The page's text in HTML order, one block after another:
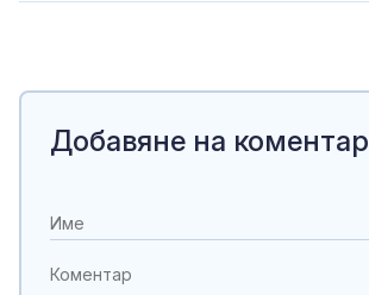
Добавяне на коментар